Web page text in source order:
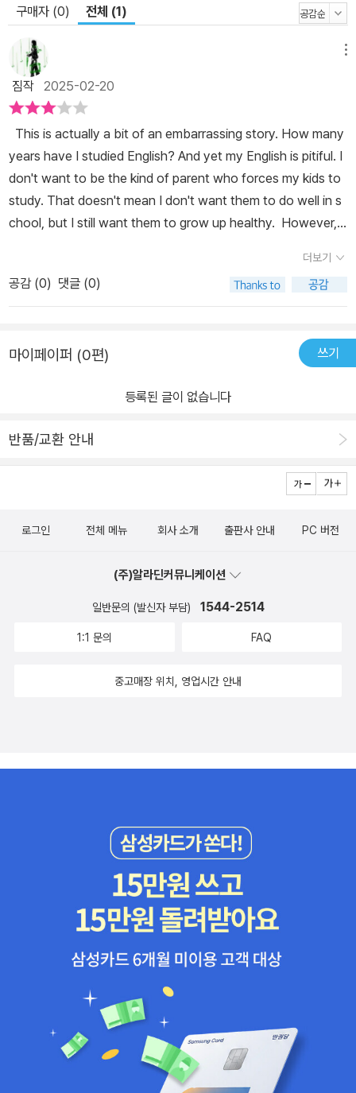
구매자 (0) 전체 (1)
짐작 2025-02-20
This is actually a bit of an embarrassing story. How many
years have I studied English? And yet my English is pitiful. I
don't want to be the kind of parent who forces my kids to
study. That doesn't mean I don't want them to do well in s
chool, but I still want them to grow up healthy. However, if
on't have to suffer from the English language like I did. So
while I tell them that their health is my priority, I still want th
em to study English. In addition to studying English, I want
n books to them, and when they get older, I try to read a lo
ad English books well first. This book was read to my elde
d to choose his own books. I also opened this book to lear
ook up some words in the dictionary, and there were times
l the words. Still, I enjoyed reading the book. I thought it
be funny or if it's supposed to make English fun. I'm going t
o read the rest of the series and the other books my son is
더보기
공감 (0) 댓글 (0)
마이페이퍼 (0편) 쓰기
등록된 글이 없습니다
반품/교환 안내
로그인 전체 메뉴 회사 소개 출판사 안내 PC 버전
(주)알라딘커뮤니케이션
일반문의 (발신자 부담) 1544-2514
1:1 문의 FAQ
중고매장 위치, 영업시간 안내